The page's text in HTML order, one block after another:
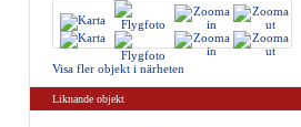
Visa fler objekt i närheten
Liknande objekt